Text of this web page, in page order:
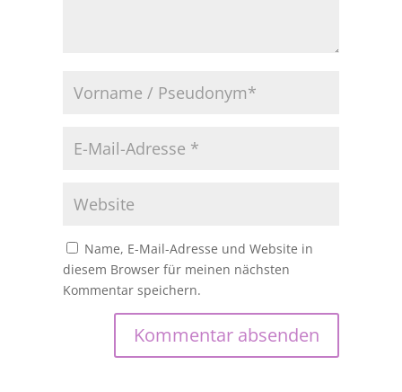
Name, E-Mail-Adresse und Website in
diesem Browser für meinen nächsten
Kommentar speichern.